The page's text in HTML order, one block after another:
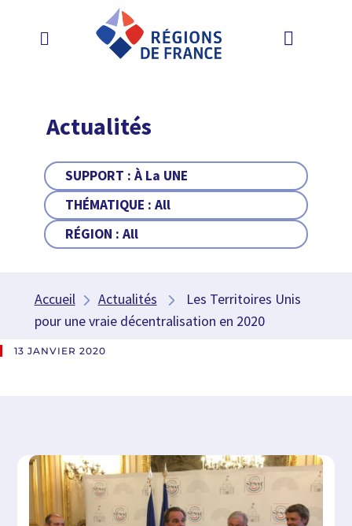
Actualités
SUPPORT :À La UNE
THÉMATIQUE :All
RÉGION :All
Accueil Actualités
Les Territoires Unis
pour une vraie décentralisation en 2020
13 JANVIER 2020